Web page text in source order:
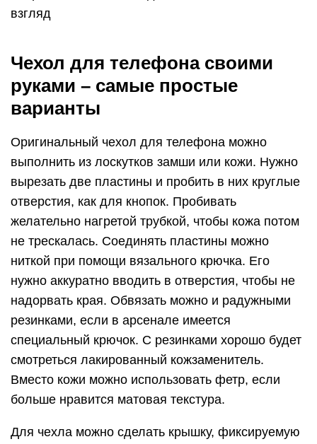
взгляд
Чехол для телефона своими
руками – самые простые
варианты
Оригинальный чехол для телефона можно
выполнить из лоскутков замши или кожи. Нужно
вырезать две пластины и пробить в них круглые
отверстия, как для кнопок. Пробивать
желательно нагретой трубкой, чтобы кожа потом
не трескалась. Соединять пластины можно
ниткой при помощи вязального крючка. Его
нужно аккуратно вводить в отверстия, чтобы не
надорвать края. Обвязать можно и радужными
резинками, если в арсенале имеется
специальный крючок. С резинками хорошо будет
смотреться лакированный кожзаменитель.
Вместо кожи можно использовать фетр, если
больше нравится матовая текстура.
Для чехла можно сделать крышку, фиксируемую